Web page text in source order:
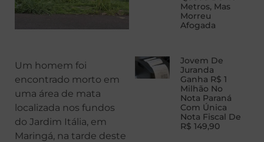
Um homem foi
encontrado morto em
uma área de mata
localizada nos fundos
do Jardim Itália, em
Maringá, na tarde deste
Metros, Mas
Morreu
Afogada
Jovem De
Juranda
Ganha R$ 1
Milhão No
Nota Paraná
Com Única
Nota Fiscal De
R$ 149,90